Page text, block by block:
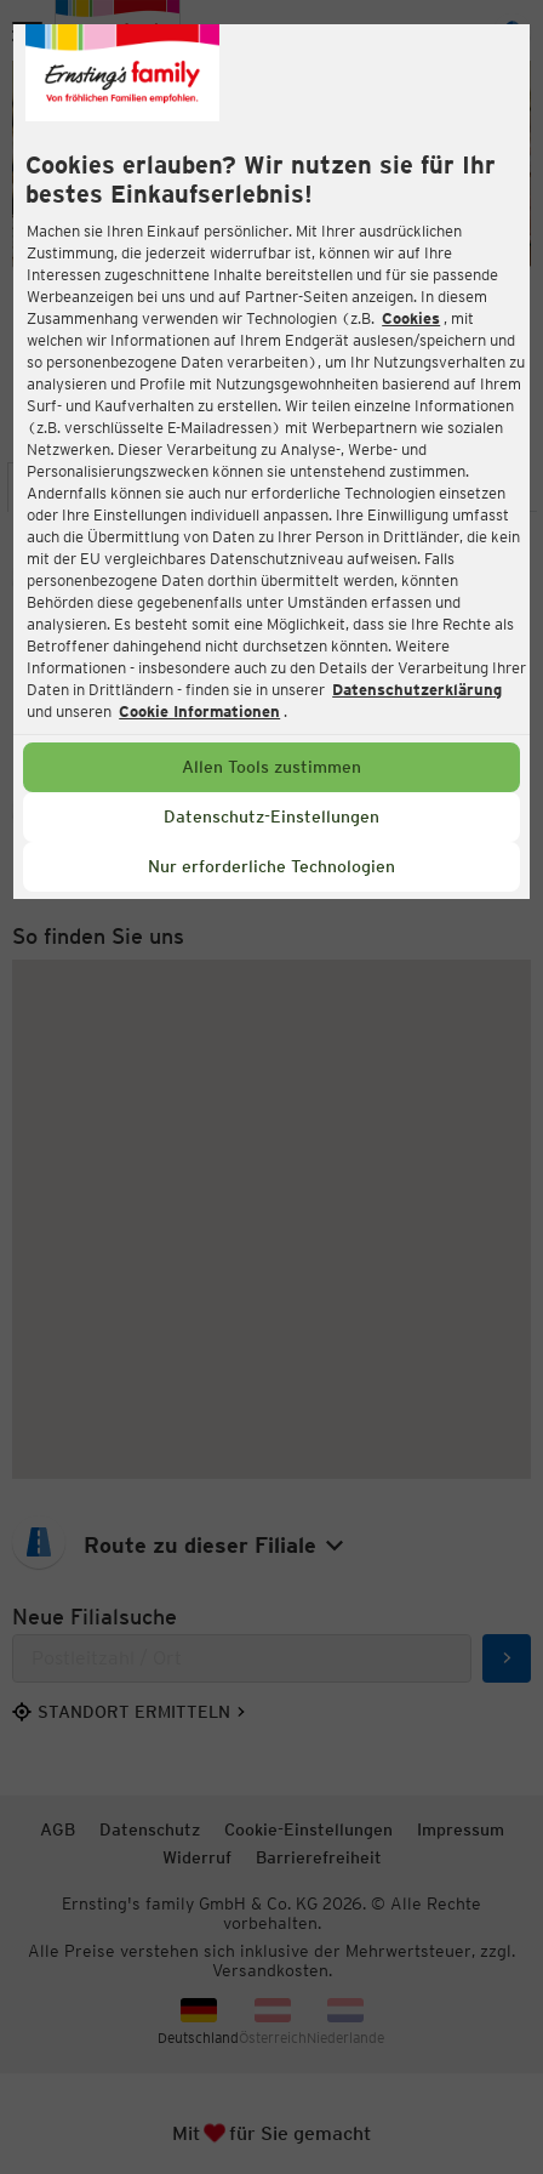
Cookies erlauben? Wir nutzen sie für Ihr
bestes Einkaufserlebnis!
Machen sie Ihren Einkauf persönlicher. Mit Ihrer ausdrücklichen
Zustimmung, die jederzeit widerrufbar ist, können wir auf Ihre
Interessen zugeschnittene Inhalte bereitstellen und für sie passende
Werbeanzeigen bei uns und auf Partner-Seiten anzeigen. In diesem
Zusammenhang verwenden wir Technologien (z.B. Cookies , mit
welchen wir Informationen auf Ihrem Endgerät auslesen/speichern und
so personenbezogene Daten verarbeiten), um Ihr Nutzungsverhalten zu
analysieren und Profile mit Nutzungsgewohnheiten basierend auf Ihrem
Surf- und Kaufverhalten zu erstellen. Wir teilen einzelne Informationen
(z.B. verschlüsselte E-Mailadressen) mit Werbepartnern wie sozialen
Netzwerken. Dieser Verarbeitung zu Analyse-, Werbe- und
Personalisierungszwecken können sie untenstehend zustimmen.
Andernfalls können sie auch nur erforderliche Technologien einsetzen
oder Ihre Einstellungen individuell anpassen. Ihre Einwilligung umfasst
auch die Übermittlung von Daten zu Ihrer Person in Drittländer, die kein
mit der EU vergleichbares Datenschutzniveau aufweisen. Falls
personenbezogene Daten dorthin übermittelt werden, könnten
Behörden diese gegebenenfalls unter Umständen erfassen und
analysieren. Es besteht somit eine Möglichkeit, dass sie Ihre Rechte als
Betroffener dahingehend nicht durchsetzen könnten. Weitere
Informationen - insbesondere auch zu den Details der Verarbeitung Ihrer
Daten in Drittländern - finden sie in unserer Datenschutzerklärung
und unseren Cookie Informationen .
Allen Tools zustimmen
Datenschutz-Einstellungen
Nur erforderliche Technologien
Menü
ERNSTING'S FAMILY FILIALE
Friedrichstraße 178
42551 Velbert
4,4
Bewertung:
STANDORT SERVICES SORTIMENT AKTIONEN
Ernsting's family
Friedrichstraße 178, 42551 Velbert
Service Hotline
Montag bis Freitag 8-18 Uhr
So finden Sie uns
Route zu dieser Filiale
Neue Filialsuche
STANDORT ERMITTELN
AGB Datenschutz Cookie-Einstellungen
Impressum
Widerruf
Barrierefreiheit
Ernsting's family GmbH & Co. KG 2026. © Alle Rechte
vorbehalten.
Alle Preise verstehen sich inklusive der Mehrwertsteuer, zzgl.
Versandkosten.
DeutschlandÖsterreichNiederlande
MitHerz
für Sie gemacht